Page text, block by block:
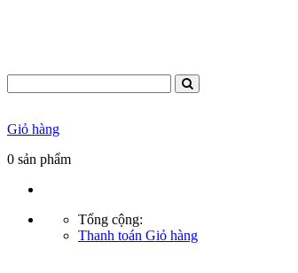
Giỏ hàng
0 sản phẩm
Tổng cộng:
Thanh toán Giỏ hàng